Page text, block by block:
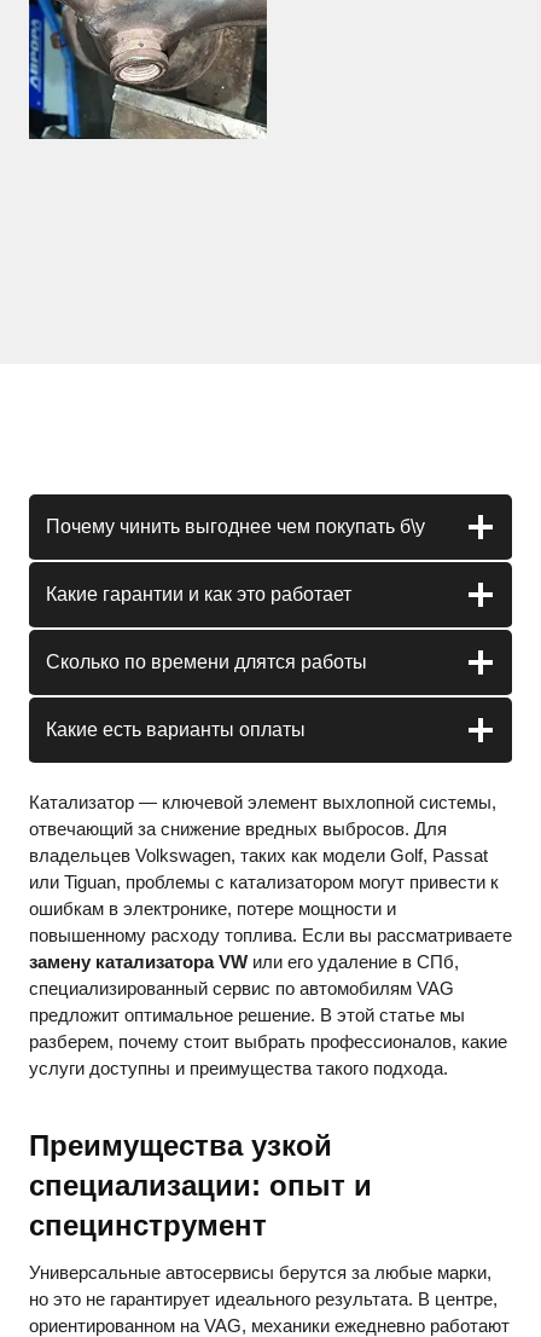
Почему чинить выгоднее чем покупать б\у
Какие гарантии и как это работает
Сколько по времени длятся работы
Какие есть варианты оплаты
Катализатор — ключевой элемент выхлопной системы,
отвечающий за снижение вредных выбросов. Для
владельцев Volkswagen, таких как модели Golf, Passat
или Tiguan, проблемы с катализатором могут привести к
ошибкам в электронике, потере мощности и
повышенному расходу топлива. Если вы рассматриваете
замену катализатора VW или его удаление в СПб,
специализированный сервис по автомобилям VAG
предложит оптимальное решение. В этой статье мы
разберем, почему стоит выбрать профессионалов, какие
услуги доступны и преимущества такого подхода.
Преимущества узкой
специализации: опыт и
специнструмент
Универсальные автосервисы берутся за любые марки,
но это не гарантирует идеального результата. В центре,
ориентированном на VAG, механики ежедневно работают